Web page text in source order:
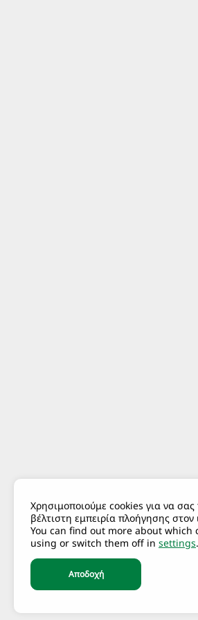
Χρησιμοποιούμε cookies για να
βέλτιστη εμπειρία πλοήγησης στον
You can find out more about which
using or switch them off in settings.
Αποδοχή